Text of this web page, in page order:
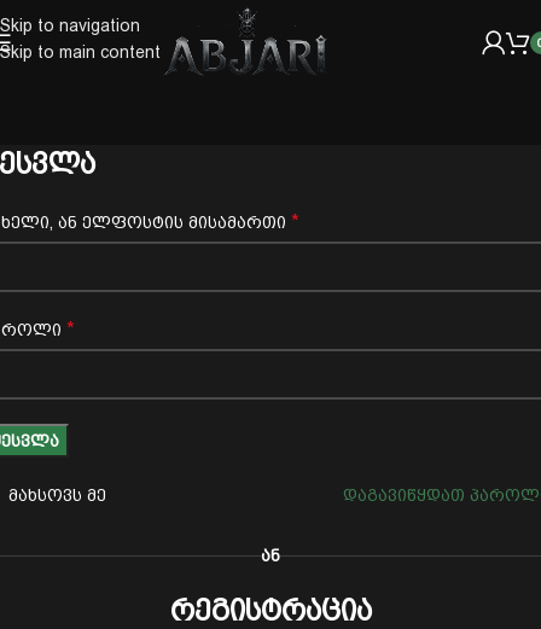
Skip to navigation
Skip to main content
ან ელფოსტის მისამართი *
*
დაგავიწყდათ
მახსოვს მე
ᲐᲜ
რეგისტრაცია